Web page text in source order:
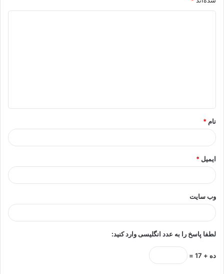
*
نام *
ایمیل *
وب‌ سایت
لطفا پاسخ را به عدد انگلیسی وارد کنید:
ده + 17 =